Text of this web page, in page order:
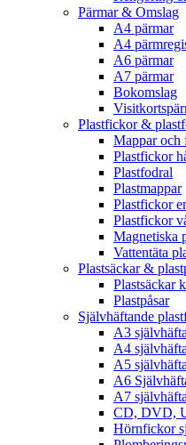
Pärmar & Omslag
A4 pärmar
A4
A6 pärmar
A7 pärmar
Bokomslag
Plastfickor &
Mappar och
Plastfickor
Plastfodral
Plastmappar
Plastfickor
Plastfickor
Magnetiska
Vattentäta
Plastsäckar &
Plastsäckar
Plastpåsar
Självhäftande
A3
A4
A5
A6
A7
CD, DVD,
Hörnfickor